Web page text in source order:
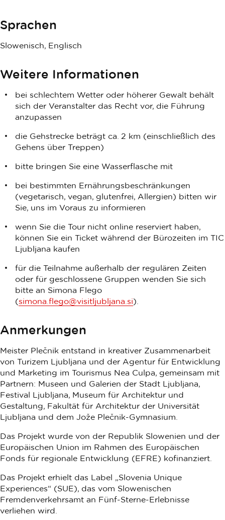
Sprachen
Slowenisch, Englisch
Weitere Informationen
bei schlechtem Wetter oder höherer Gewalt behält
sich der Veranstalter das Recht vor, die Führung
anzupassen
die Gehstrecke beträgt ca. 2 km (einschließlich des
Gehens über Treppen)
bitte bringen Sie eine Wasserflasche mit
bei bestimmten Ernährungsbeschränkungen
(vegetarisch, vegan, glutenfrei, Allergien) bitten wir
Sie, uns im Voraus zu informieren
wenn Sie die Tour nicht online reserviert haben,
können Sie ein Ticket während der Bürozeiten im TIC
Ljubljana kaufen
für die Teilnahme außerhalb der regulären Zeiten
oder für geschlossene Gruppen wenden Sie sich
bitte an Simona Flego
(simona.flego@visitljubljana.si).
Anmerkungen
Meister Plečnik entstand in kreativer Zusammenarbeit
von Turizem Ljubljana und der Agentur für Entwicklung
und Marketing im Tourismus Nea Culpa, gemeinsam mit
Partnern: Museen und Galerien der Stadt Ljubljana,
Festival Ljubljana, Museum für Architektur und
Gestaltung, Fakultät für Architektur der Universität
Ljubljana und dem Jože Plečnik-Gymnasium.
Das Projekt wurde von der Republik Slowenien und der
Europäischen Union im Rahmen des Europäischen
Fonds für regionale Entwicklung (EFRE) kofinanziert.
Das Projekt erhielt das Label „Slovenia Unique
Experiences“ (SUE), das vom Slowenischen
Fremdenverkehrsamt an Fünf-Sterne-Erlebnisse
verliehen wird.